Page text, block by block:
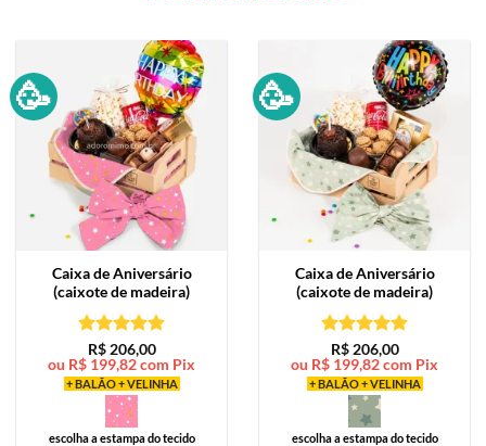
🥳
Caixa deAniversário
(caixote de madeira)
Avaliação5
de 5
R$206,00
ou R$ 199,82com Pix
+ BALÃO + VELINHA
escolha a estampa do tecido
🥳
Caixa deAniversário
(caixote de madeira)
Avaliação5
de 5
R$206,00
ou R$ 199,82com Pix
+ BALÃO + VELINHA
escolha a estampa do tecido